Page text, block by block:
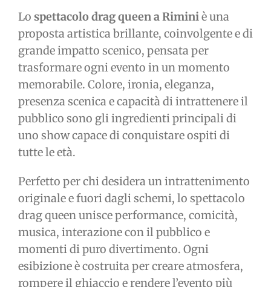
Lo spettacolo drag queen a Riminiè una
proposta artistica brillante, coinvolgente e di
grande impatto scenico, pensata per
trasformare ogni evento in un momento
memorabile. Colore, ironia, eleganza,
presenza scenica e capacità di intrattenere il
pubblico sono gli ingredienti principali di
uno show capace di conquistare ospiti di
tutte le età.
Perfetto per chi desidera un intrattenimento
originale e fuori dagli schemi, lo spettacolo
drag queen unisce performance, comicità,
musica, interazione con il pubblico e
momenti di puro divertimento. Ogni
esibizione è costruita per creare atmosfera,
rompere il ghiaccio e rendere l’evento più